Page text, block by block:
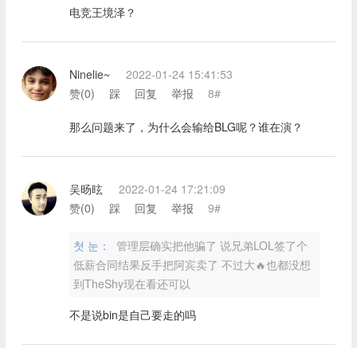
电竞王境泽？
Ninelie~
2022-01-24 15:41:53
赞(0) 踩 回复 举报 8#
那么问题来了，为什么会输给BLG呢？谁在演？
吴旸昡
2022-01-24 17:21:09
赞(0) 踩 回复 举报 9#
첫 눈：
管理层确实把他骗了 说兄弟LOL签了个
低薪合同结果反手把阿宾卖了 不过大🔥也都没想
到TheShy现在看还可以
不是说bin是自己要走的吗